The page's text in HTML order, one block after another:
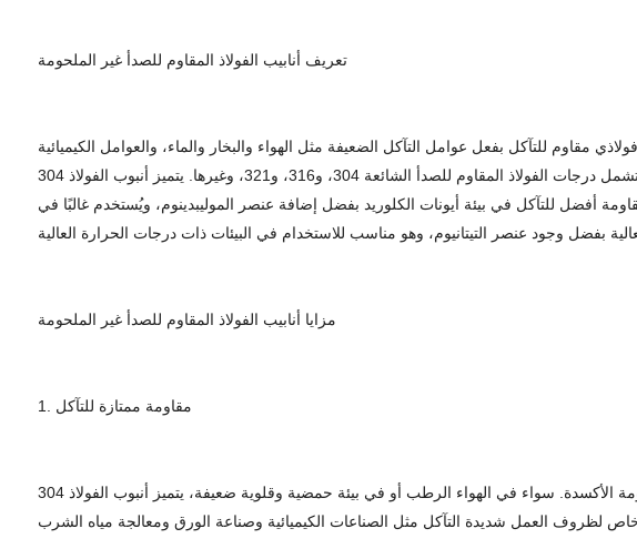
تعريف أنابيب الفولاذ المقاوم للصدأ غير الملحومة
للتآكل بفعل عوامل التآكل الضعيفة مثل الهواء والبخار والماء، والعوامل الكيميائية
المسببة للتآكل مثل الأحماض والقلويات والأملاح. ويُسمى أيضًا أنبوب الفولاذ المقاوم للصدأ المقاوم للأحماض. من حيث المواد، تشمل درجات الفولاذ المقاوم للصدأ الشائعة 304، و316، و321، وغيرها. يتميز أنبوب الفولاذ 304
ممتازة للتآكل وأداء معالجة ممتاز، وهو مناسب للصناعات الغذائية والكيميائية اليومية وغيرها؛ يتميز أنبوب الفولاذ 316 بمقاومة أفضل للتآكل في بيئة أيونات الكلوريد بفضل إضافة عنصر الموليبدينوم، ويُستخدم غالبًا في
مزايا أنابيب الفولاذ المقاوم للصدأ غير الملحومة
1. مقاومة ممتازة للتآكل
يحتوي الفولاذ المقاوم للصدأ 304 على أكثر من 18% كروم وحوالي 8% نيكل. يمنحه هذا التركيب الكيميائي قدرة فائقة على مقاومة الأكسدة. سواء في الهواء الرطب أو في بيئة حمضية وقلوية ضعيفة، يتميز أنبوب الفولاذ 304